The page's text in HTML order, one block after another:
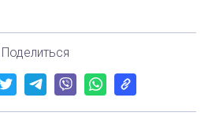
Поделиться